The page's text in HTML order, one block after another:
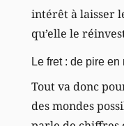
intérêt à laisser
qu’elle le
Le fret : de pire en
Tout va donc
des mondes